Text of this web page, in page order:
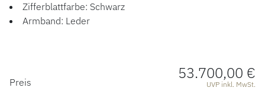
Zifferblattfarbe: Schwarz
Armband: Leder
PREISINFORMATIONEN
Preis 53.700,00 €
UVP inkl. MwSt.